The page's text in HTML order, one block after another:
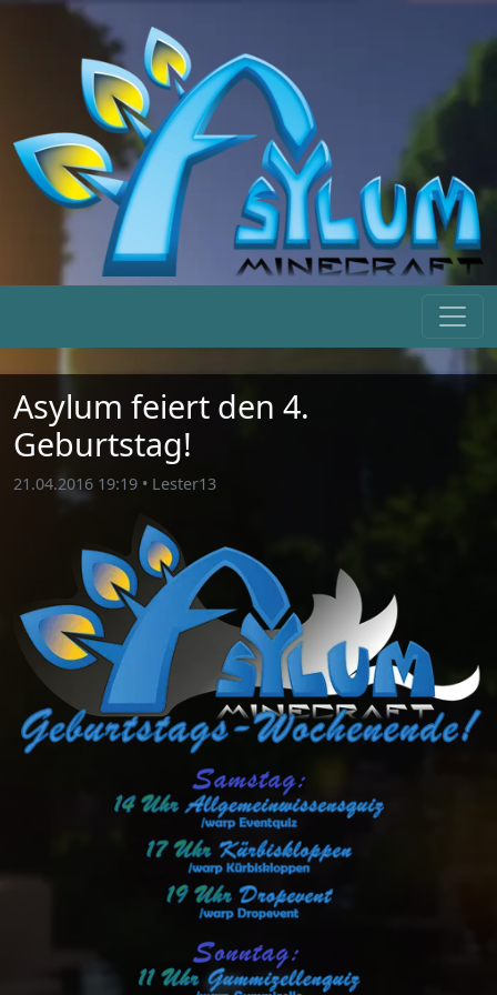
Asylum feiert den 4.
Geburtstag!
21.04.2016 19:19 • Lester13